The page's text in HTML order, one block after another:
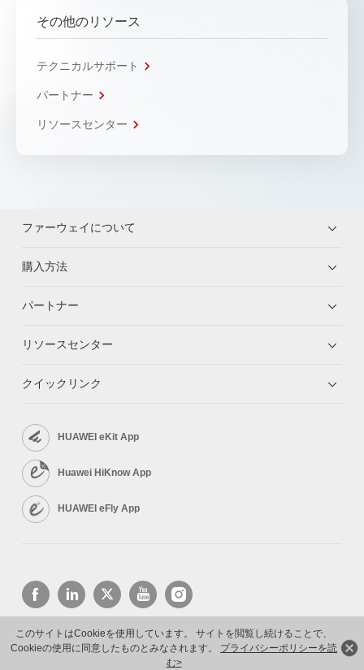
このサイトはCookieを使用しています。 サイトを閲覧し続けることで、
Cookieの使用に同意したものとみなされます。 プライバシーポリシーを読
む>
その他のリソース
テクニカルサポート
パートナー
リソースセンター
ファーウェイについて
購入方法
パートナー
リソースセンター
クイックリンク
HUAWEI eKit App
Huawei HiKnow App
HUAWEI eFly App
Copyright © 2026 Huawei Technologies Co., Ltd. All rights reserved.
プライバシーポリシー